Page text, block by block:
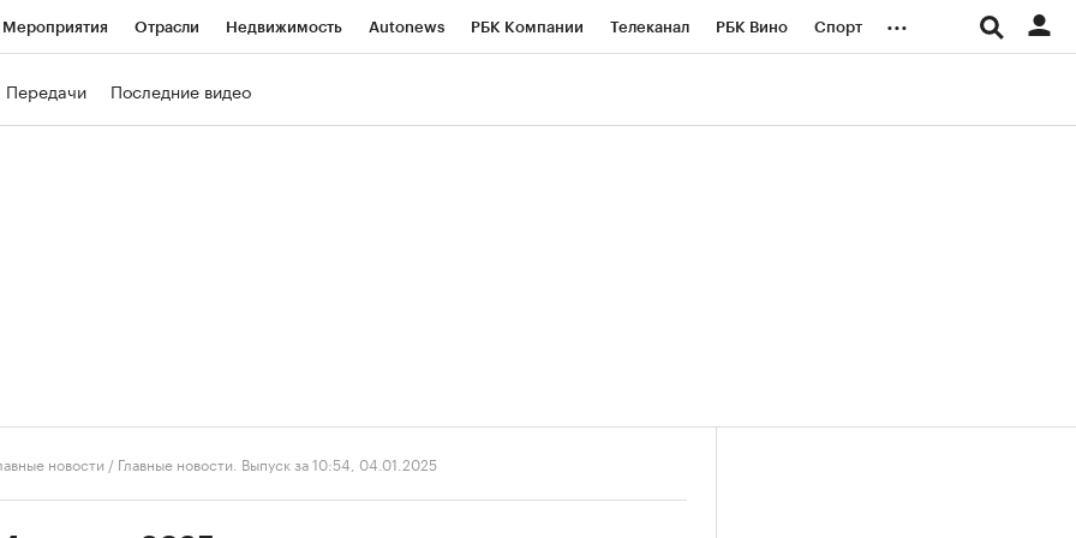
Мероприятия Отрасли Недвижимость Autonews РБК Компании Телеканал РБК Вино Спорт ...
Передачи Последние видео
новости / Главные новости. Выпуск за 10:54, 04.01.2025